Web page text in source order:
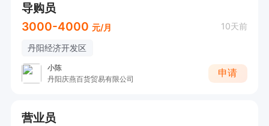
导购员
3000-4000 元/月 10天前
丹阳经济开发区
小陈
丹阳庆燕百货贸易有限公司
申请
营业员